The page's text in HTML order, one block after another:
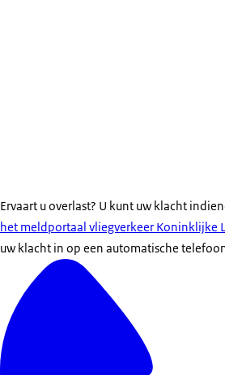
Ervaart u overlast? U kunt uw klacht
het meldportaal vliegverkeer Koninklijke
uw klacht in op een automatische